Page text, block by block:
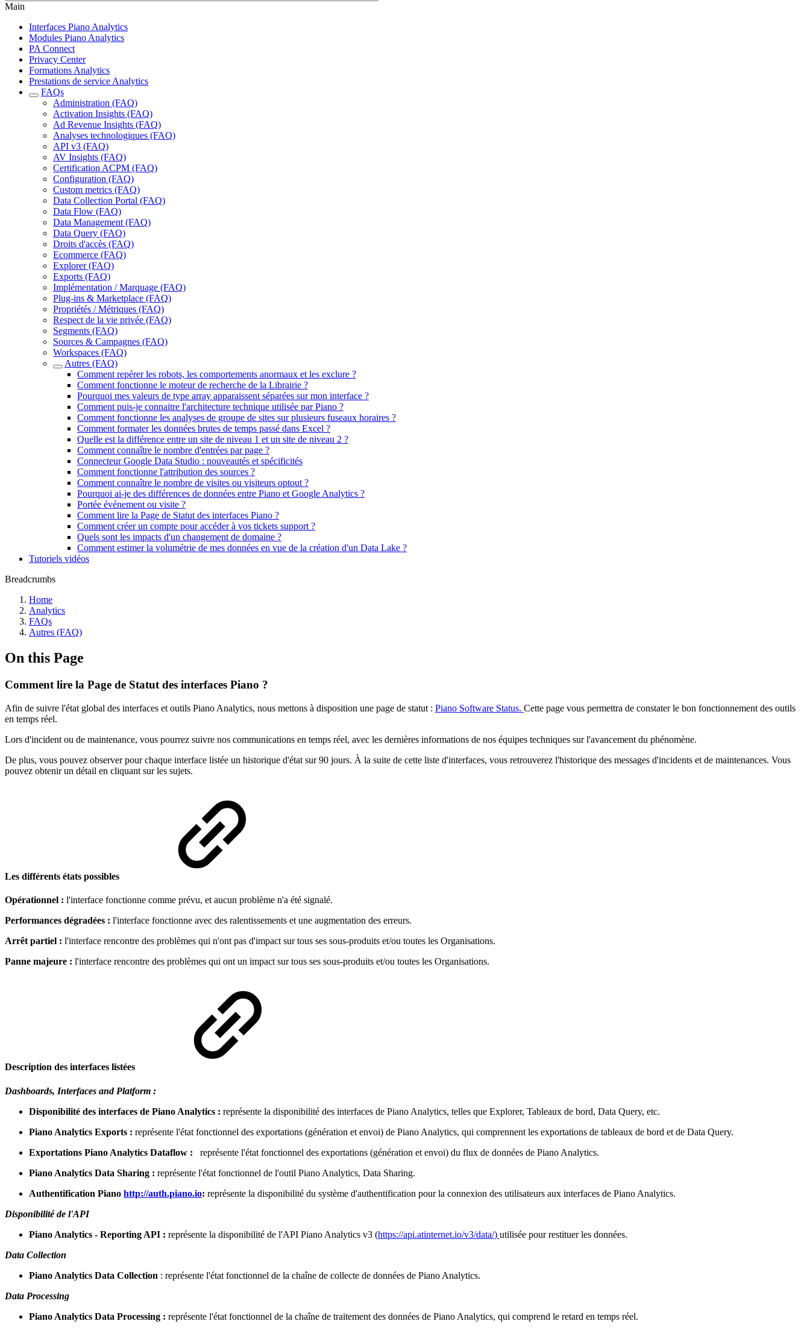
Main
Interfaces Piano Analytics
Modules Piano Analytics
PA Connect
Privacy Center
Formations Analytics
Prestations de service Analytics
FAQs
Administration (FAQ)
Activation Insights (FAQ)
Ad Revenue Insights (FAQ)
Analyses technologiques (FAQ)
API v3 (FAQ)
AV Insights (FAQ)
Certification ACPM (FAQ)
Configuration (FAQ)
Custom metrics (FAQ)
Data Collection Portal (FAQ)
Data Flow (FAQ)
Data Management (FAQ)
Data Query (FAQ)
Droits d'accès (FAQ)
Ecommerce (FAQ)
Explorer (FAQ)
Exports (FAQ)
Implémentation / Marquage (FAQ)
Plug-ins & Marketplace (FAQ)
Propriétés / Métriques (FAQ)
Respect de la vie privée (FAQ)
Segments (FAQ)
Sources & Campagnes (FAQ)
Workspaces (FAQ)
Autres (FAQ)
Comment repérer les robots, les comportements anormaux et les exclure ?
Comment fonctionne le moteur de recherche de la Librairie ?
Pourquoi mes valeurs de type array apparaissent séparées sur mon interface ?
Comment puis-je connaitre l'architecture technique utilisée par Piano ?
Comment fonctionne les analyses de groupe de sites sur plusieurs fuseaux horaires ?
Comment formater les données brutes de temps passé dans Excel ?
Quelle est la différence entre un site de niveau 1 et un site de niveau 2 ?
Comment connaître le nombre d'entrées par page ?
Connecteur Google Data Studio : nouveautés et spécificités
Comment fonctionne l'attribution des sources ?
Comment connaître le nombre de visites ou visiteurs optout ?
Pourquoi ai-je des différences de données entre Piano et Google Analytics ?
Portée événement ou visite ?
Comment lire la Page de Statut des interfaces Piano ?
Comment créer un compte pour accéder à vos tickets support ?
Quels sont les impacts d'un changement de domaine ?
Comment estimer la volumétrie de mes données en vue de la création d'un Data Lake ?
Tutoriels vidéos
Breadcrumbs
Home
Analytics
FAQs
Autres (FAQ)
On this Page
Comment lire la Page de Statut des interfaces Piano ?
Afin de suivre l'état global des interfaces et outils Piano Analytics, nous mettons à disposition une page de statut : Piano Software Status. Cette page vous permettra de constater le bon fonctionnement des outils
en temps réel.
Lors d'incident ou de maintenance, vous pourrez suivre nos communications en temps réel, avec les dernières informations de nos équipes techniques sur l'avancement du phénomène.
De plus, vous pouvez observer pour chaque interface listée un historique d'état sur 90 jours. À la suite de cette liste d'interfaces, vous retrouverez l'historique des messages d'incidents et de maintenances. Vous
pouvez obtenir un détail en cliquant sur les sujets.
Les différents états possibles
Opérationnel : l'interface fonctionne comme prévu, et aucun problème n'a été signalé.
Performances dégradées : l'interface fonctionne avec des ralentissements et une augmentation des erreurs.
Arrêt partiel : l'interface rencontre des problèmes qui n'ont pas d'impact sur tous ses sous-produits et/ou toutes les Organisations.
Panne majeure : l'interface rencontre des problèmes qui ont un impact sur tous ses sous-produits et/ou toutes les Organisations.
Description des interfaces listées
Dashboards, Interfaces and Platform :
Disponibilité des interfaces de Piano Analytics : représente la disponibilité des interfaces de Piano Analytics, telles que Explorer, Tableaux de bord, Data Query, etc.
Piano Analytics Exports : représente l'état fonctionnel des exportations (génération et envoi) de Piano Analytics, qui comprennent les exportations de tableaux de bord et de Data Query.
Exportations Piano Analytics Dataflow :
représente l'état fonctionnel des exportations (génération et envoi) du flux de données de Piano Analytics.
Piano Analytics Data Sharing : représente l'état fonctionnel de l'outil Piano Analytics, Data Sharing.
Authentification Piano http://auth.piano.io: représente la disponibilité du système d'authentification pour la connexion des utilisateurs aux interfaces de Piano Analytics.
Disponibilité de l'API
Piano Analytics - Reporting API : représente la disponibilité de l'API Piano Analytics v3 (https://api.atinternet.io/v3/data/) utilisée pour restituer les données.
Data Collection
Piano Analytics Data Collection : représente l'état fonctionnel de la chaîne de collecte de données de Piano Analytics.
Data Processing
Piano Analytics Data Processing : représente l'état fonctionnel de la chaîne de traitement des données de Piano Analytics, qui comprend le retard en temps réel.